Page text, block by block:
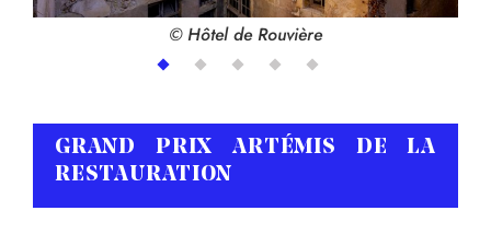
© Hôtel de Rouvière
GRAND PRIX ARTÉMIS DE LA
RESTAURATION